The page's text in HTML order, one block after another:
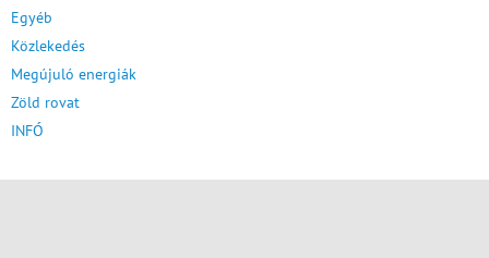
Egyéb
Közlekedés
Megújuló energiák
Zöld rovat
INFÓ